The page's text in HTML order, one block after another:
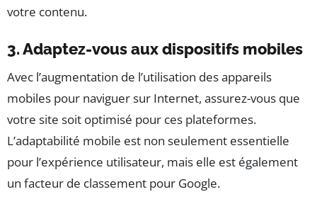
votre contenu.
3. Adaptez-vous aux dispositifs mobiles
Avec l’augmentation de l’utilisation des appareils
mobiles pour naviguer sur Internet, assurez-vous que
votre site soit optimisé pour ces plateformes.
L’adaptabilité mobile est non seulement essentielle
pour l’expérience utilisateur, mais elle est également
un facteur de classement pour Google.